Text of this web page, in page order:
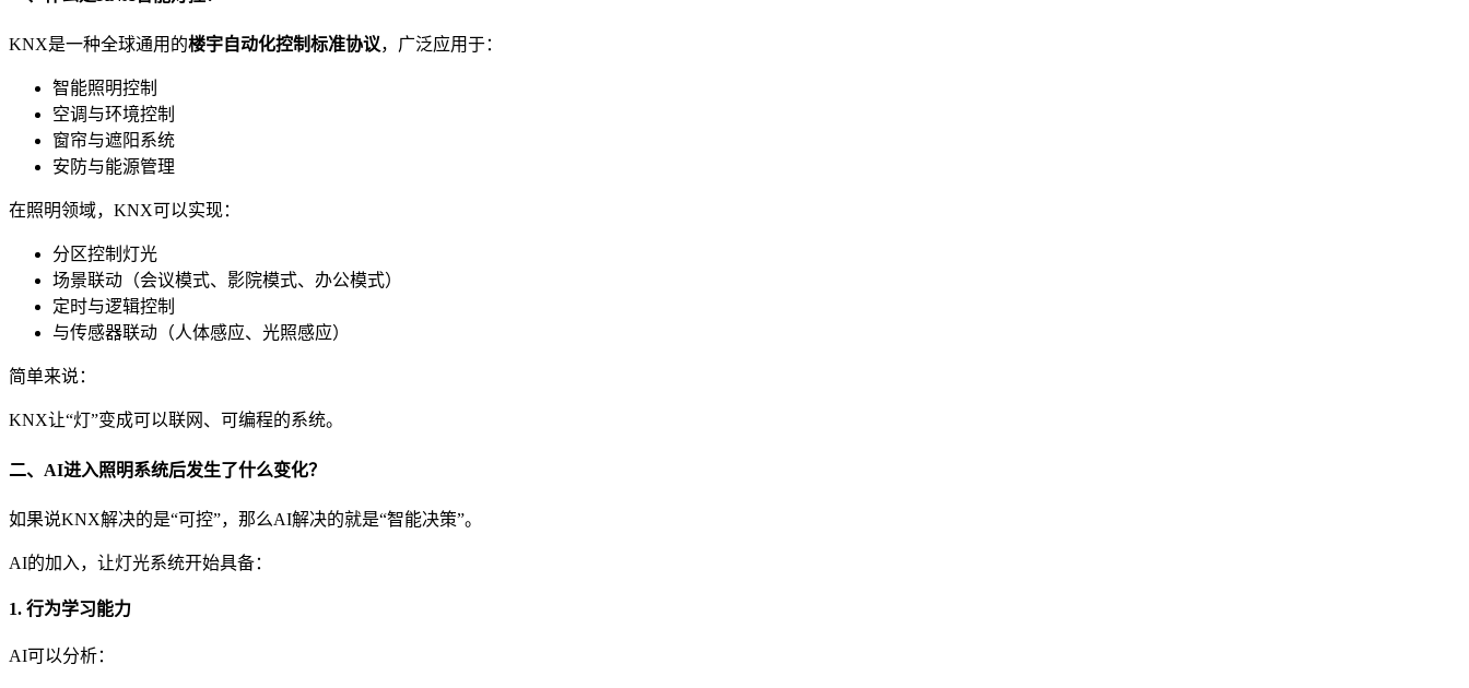
KNX是一种全球通用的楼宇自动化控制标准协议，广泛应用于：
智能照明控制
空调与环境控制
窗帘与遮阳系统
安防与能源管理
在照明领域，KNX可以实现：
分区控制灯光
场景联动（会议模式、影院模式、办公模式）
定时与逻辑控制
与传感器联动（人体感应、光照感应）
简单来说：
KNX让“灯”变成可以联网、可编程的系统。
二、AI进入照明系统后发生了什么变化？
如果说KNX解决的是“可控”，那么AI解决的就是“智能决策”。
AI的加入，让灯光系统开始具备：
1. 行为学习能力
AI可以分析：